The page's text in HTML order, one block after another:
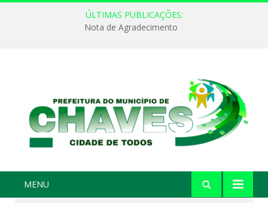
ÚLTIMAS PUBLICAÇÕES:
Nota de Agradecimento
MENU